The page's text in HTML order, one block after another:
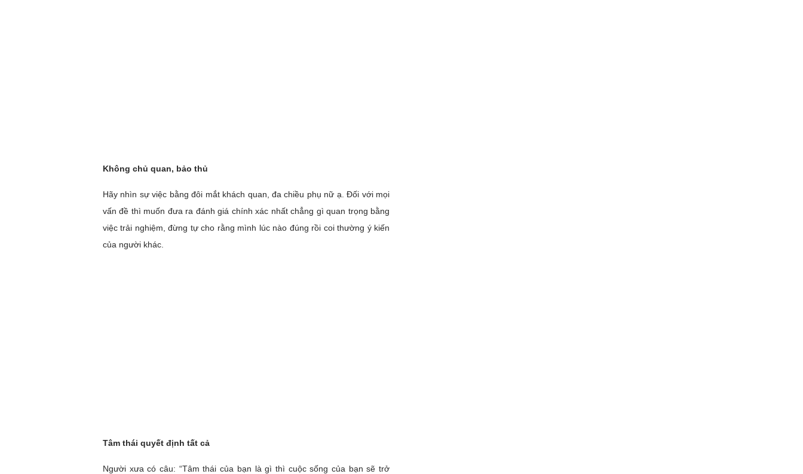
Không chủ quan, bảo thủ
Hãy nhìn sự việc bằng đôi mắt khách quan, đa chiều phụ nữ ạ. Đối với mọi
vấn đề thì muốn đưa ra đánh giá chính xác nhất chẳng gì quan trọng bằng
việc trải nghiệm, đừng tự cho rằng mình lúc nào đúng rồi coi thường ý kiến
của người khác.
Tâm thái quyết định tất cả
Người xưa có câu: “Tâm thái của bạn là gì thì cuộc sống của bạn sẽ trở